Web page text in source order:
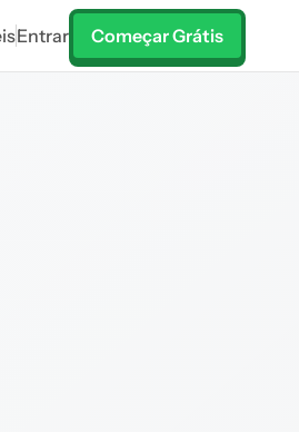
Entrar Começar Grátis